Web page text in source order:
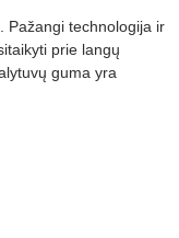
Pažangi technologija ir
prie langų
guma yra